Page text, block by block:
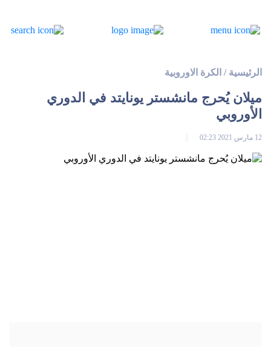
الرئيسية / الكرة الاوروبية
ميلان يُحرج مانشستر يونايتد في الدوري
الأوروبي
12 مارس 2021 02:23